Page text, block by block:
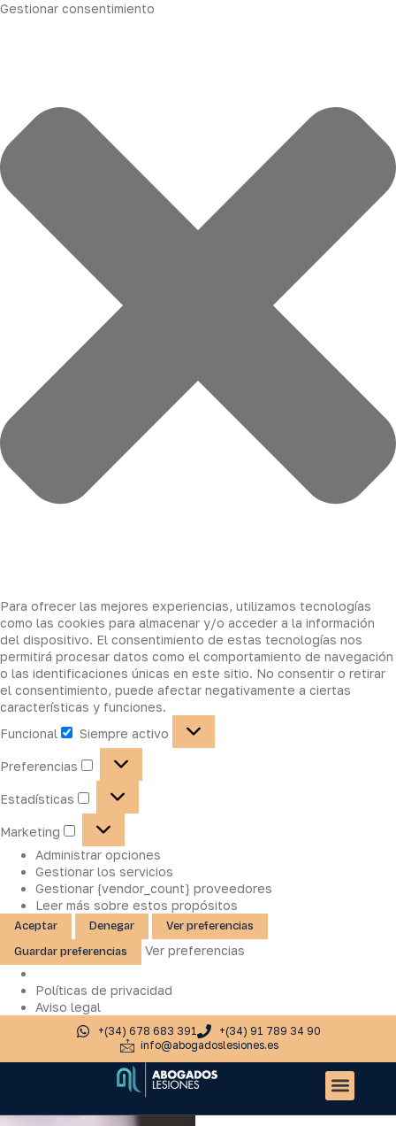
Gestionar consentimiento
Para ofrecer las mejores experiencias, utilizamos tecnologías
como las cookies para almacenar y/o acceder a la información
del dispositivo. El consentimiento de estas tecnologías nos
permitirá procesar datos como el comportamiento de navegación
o las identificaciones únicas en este sitio. No consentir o retirar
el consentimiento, puede afectar negativamente a ciertas
características y funciones.
Funcional
Siempre activo
Preferencias
Estadísticas
Marketing
Administrar opciones
Gestionar los servicios
Gestionar {vendor_count} proveedores
Leer más sobre estos propósitos
Aceptar Denegar
Ver preferencias
Guardar preferencias
Ver preferencias
Políticas de privacidad
Aviso legal
+(34) 678 683 391
+(34) 91 789 34 90
info@abogadoslesiones.es